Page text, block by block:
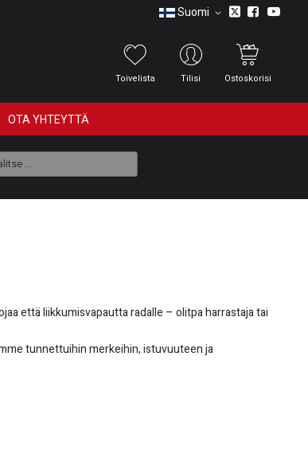
Suomi
Toivelista Tilisi Ostoskorisi
OTA YHTEYTTÄ
...
että liikkumisvapautta radalle – olitpa harrastaja tai
tunnettuihin merkeihin, istuvuuteen ja